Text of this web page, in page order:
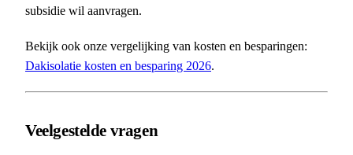
subsidie wil aanvragen.
Bekijk ook onze vergelijking van kosten en besparingen:
Dakisolatie kosten en besparing 2026.
Veelgestelde vragen